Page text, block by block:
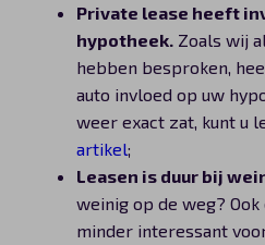
Private lease heeft
hypotheek. Zoals wij
hebben besproken,
auto invloed op uw
weer exact zat, kunt u
artikel;
Leasen is duur bij
weinig op de weg? Ook
minder interessant